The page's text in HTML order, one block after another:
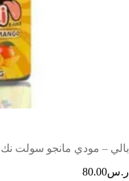
بالي – مودي مانجو سولت نك
ر.س80.00